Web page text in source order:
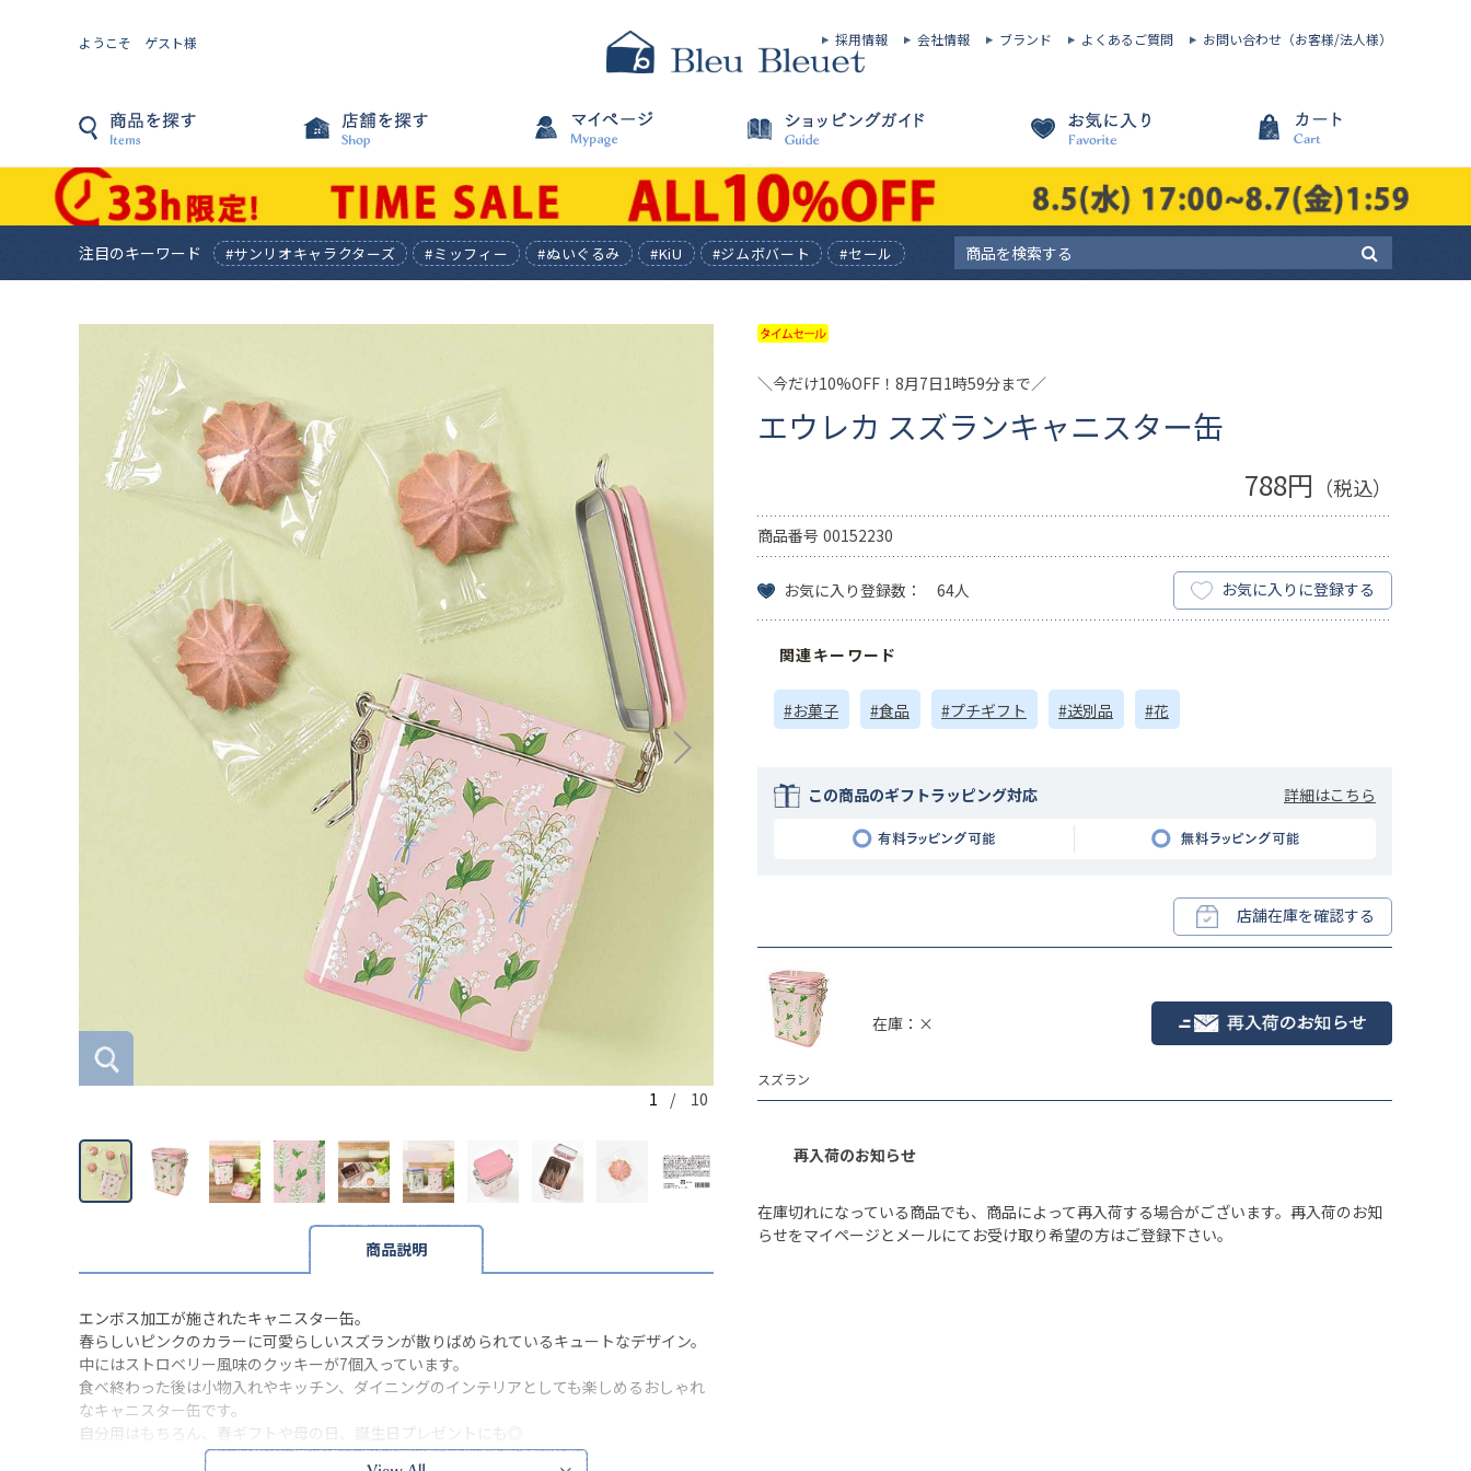
ようこそ ゲスト様 採用情報 会社情報 ブランド よくあるご質問 お問い合わせ（お客様/法人様）
注目のキーワード #サンリオキャラクターズ #ミッフィー #ぬいぐるみ #KiU #ジムボバート #セール
スズラン
1 / 10
商品説明
エンボス加工が施されたキャニスター缶。
春らしいピンクのカラーに可愛らしいスズランが散りばめられているキュートなデザイン。
中にはストロベリー風味のクッキーが7個入っています。
食べ終わった後は小物入れやキッチン、ダイニングのインテリアとしても楽しめるおしゃれ
なキャニスター缶です。
自分用はもちろん、春ギフトや母の日、誕生日プレゼントにも◎
※本品に付いているご注意書きをお読みの上ご使用ください。
＼今だけ10%OFF！8月7日1時59分まで／
エウレカ スズランキャニスター缶
788円 （税込）
商品番号 00152230
お気に入り登録数： 64人 お気に入りに登録する
関連キーワード
#お菓子 #食品 #プチギフト #送別品 #花
この商品のギフトラッピング対応 詳細はこちら
店舗在庫を確認する
スズラン
在庫：×
再入荷のお知らせ
在庫切れになっている商品でも、商品によって再入荷する場合がございます。再入荷のお知
らせをマイページとメールにてお受け取り希望の方はご登録下さい。